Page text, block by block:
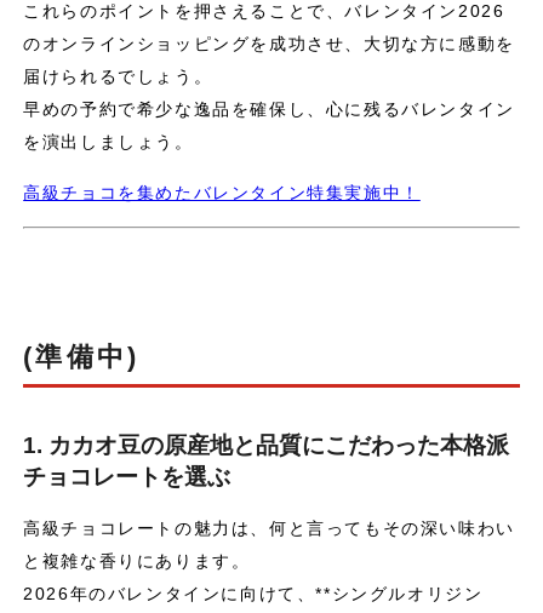
これらのポイントを押さえることで、バレンタイン2026
のオンラインショッピングを成功させ、大切な方に感動を
届けられるでしょう。
早めの予約で希少な逸品を確保し、心に残るバレンタイン
を演出しましょう。
高級チョコを集めたバレンタイン特集実施中！
(準備中)
1. カカオ豆の原産地と品質にこだわった本格派
チョコレートを選ぶ
高級チョコレートの魅力は、何と言ってもその深い味わい
と複雑な香りにあります。
2026年のバレンタインに向けて、**シングルオリジン